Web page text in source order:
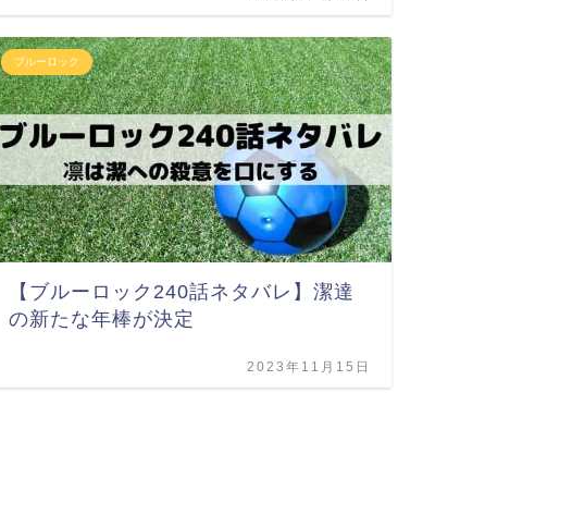
ブルーロック
【ブルーロック240話ネタバレ】潔達
の新たな年棒が決定
2023年11月15日